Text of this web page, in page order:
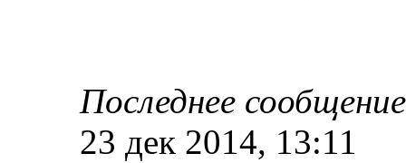
Последнее сообщение
23 дек 2014, 13:11